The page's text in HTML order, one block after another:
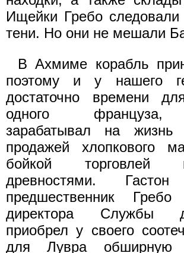
Ищейки Гребо
тени. Но они не мешали
В Ахмиме корабль
поэтому и у нашего
достаточно времени
одного француза,
зарабатывал на жизнь
продажей хлопкового
бойкой торговлей
древностями.
предшественник
директора Службы
приобрел у своего
для Лувра обширную